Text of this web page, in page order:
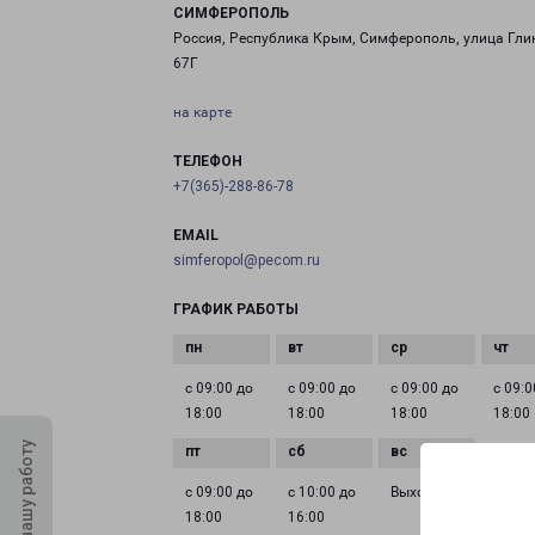
СИМФЕРОПОЛЬ
Россия, Республика Крым, Симферополь, улица
67Г
на карте
ТЕЛЕФОН
+7(365)-288-86-78
EMAIL
simferopol@pecom.ru
ГРАФИК РАБОТЫ
с 09:00 до
18:00
с 09:00 до
18:00
с 09:00 до
18:00
с
18:00
с 09:00 до
18:00
с 10:00 до
16:00
Выходной